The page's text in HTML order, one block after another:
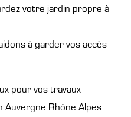
votre jardin propre à
à garder vos accès
pour vos travaux
Rhône Alpes